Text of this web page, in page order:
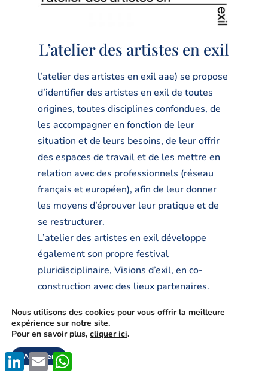
L’atelier des artistes en exil
l’atelier des artistes en exil aae) se propose
d’identifier des artistes en exil de toutes
origines, toutes disciplines confondues, de
les accompagner en fonction de leur
situation et de leurs besoins, de leur offrir
des espaces de travail et de les mettre en
relation avec des professionnels (réseau
français et européen), afin de leur donner
les moyens d’éprouver leur pratique et de
se restructurer.
L’atelier des artistes en exil développe
également son propre festival
pluridisciplinaire, Visions d’exil, en co-
construction avec des lieux partenaires.
Contact: contact@aa-e.org
Site web :www.aa-e.org
LinkedInEmail
Nous utilisons des cookies pour vous offrir la meilleure
expérience sur notre site.
Pour en savoir plus, cliquer ici.
Accepter